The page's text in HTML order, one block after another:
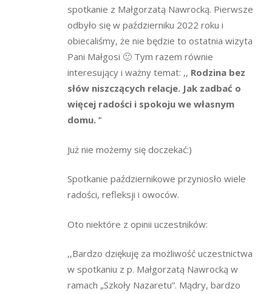
spotkanie z Małgorzatą Nawrocką. Pierwsze
odbyło się w październiku 2022 roku i
obiecaliśmy, że nie będzie to ostatnia wizyta
Pani Małgosi 🙂 Tym razem równie
interesujący i ważny temat: ,, Rodzina bez
słów niszczących relacje. Jak zadbać o
więcej radości i spokoju we własnym
domu. ’’
Już nie możemy się doczekać:)
Spotkanie październikowe przyniosło wiele
radości, refleksji i owoców.
Oto niektóre z opinii uczestników:
,,Bardzo dziękuję za możliwość uczestnictwa
w spotkaniu z p. Małgorzatą Nawrocką w
ramach „Szkoły Nazaretu”. Mądry, bardzo